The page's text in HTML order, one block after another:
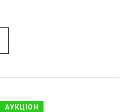
АУКЦІОН